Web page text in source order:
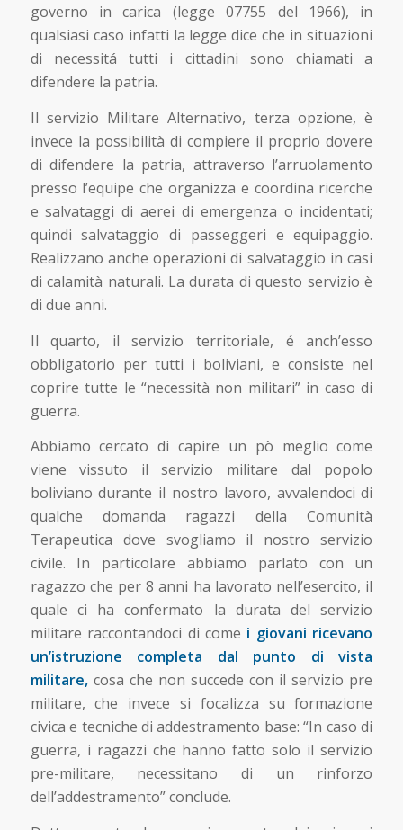
governo in carica (legge 07755 del 1966), in
qualsiasi caso infatti la legge dice che in situazioni
di necessitá tutti i cittadini sono chiamati a
difendere la patria.
Il servizio Militare Alternativo, terza opzione, è
invece la possibilità di compiere il proprio dovere
di difendere la patria, attraverso l’arruolamento
presso l’equipe che organizza e coordina ricerche
e salvataggi di aerei di emergenza o incidentati;
quindi salvataggio di passeggeri e equipaggio.
Realizzano anche operazioni di salvataggio in casi
di calamità naturali. La durata di questo servizio è
di due anni.
Il quarto, il servizio territoriale, é anch’esso
obbligatorio per tutti i boliviani, e consiste nel
coprire tutte le “necessità non militari” in caso di
guerra.
Abbiamo cercato di capire un pò meglio come
viene vissuto il servizio militare dal popolo
boliviano durante il nostro lavoro, avvalendoci di
qualche domanda ragazzi della Comunità
Terapeutica dove svogliamo il nostro servizio
civile. In particolare abbiamo parlato con un
ragazzo che per 8 anni ha lavorato nell’esercito, il
quale ci ha confermato la durata del servizio
militare raccontandoci di come i giovani ricevano
un’istruzione completa dal punto di vista
militare,cosa che non succede con il servizio pre
militare, che invece si focalizza su formazione
civica e tecniche di addestramento base: “In caso di
guerra, i ragazzi che hanno fatto solo il servizio
pre-militare, necessitano di un rinforzo
dell’addestramento” conclude.